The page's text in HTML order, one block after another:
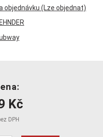
objednávku (Lze objednat)
Kč
DPH